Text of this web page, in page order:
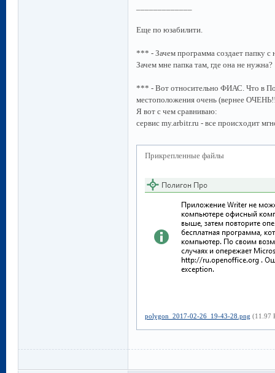
Еще по юзабилити.
*** - Зачем программа создает папку с
Зачем мне папка там, где она не нужна?
*** - Вот относительно ФИАС. Что в
местоположения очень (вернее
Я вот с чем сравниваю:
сервис my.arbitr.ru - все происходит
Прикрепленные файлы
polygon_2017-02-26_19-43-28.png (11.97